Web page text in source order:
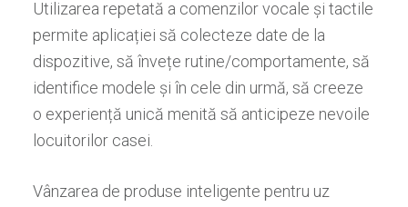
Utilizarea repetată a comenzilor vocale și tactile
permite aplicației să colecteze date de la
dispozitive, să învețe rutine/comportamente, să
identifice modele și în cele din urmă, să creeze
o experiență unică menită să anticipeze nevoile
locuitorilor casei.
Vânzarea de produse inteligente pentru uz